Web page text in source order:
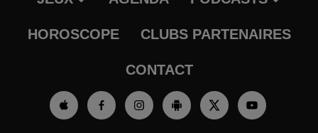
HOROSCOPE CLUBS PARTENAIRES
CONTACT